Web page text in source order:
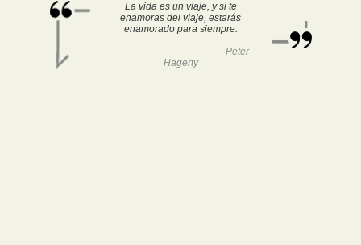
La vida es un viaje, y si te
enamoras del viaje, estarás
enamorado para siempre.
Peter
Hagerty